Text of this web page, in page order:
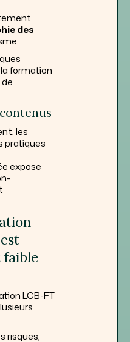
des
formation
les
pratiques
expose
faible
LCB-FT
risques,